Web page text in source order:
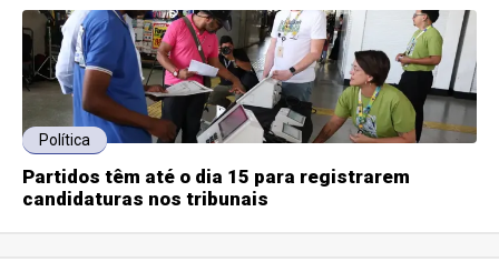
Política
Partidos têm até o dia 15 para registrarem
candidaturas nos tribunais